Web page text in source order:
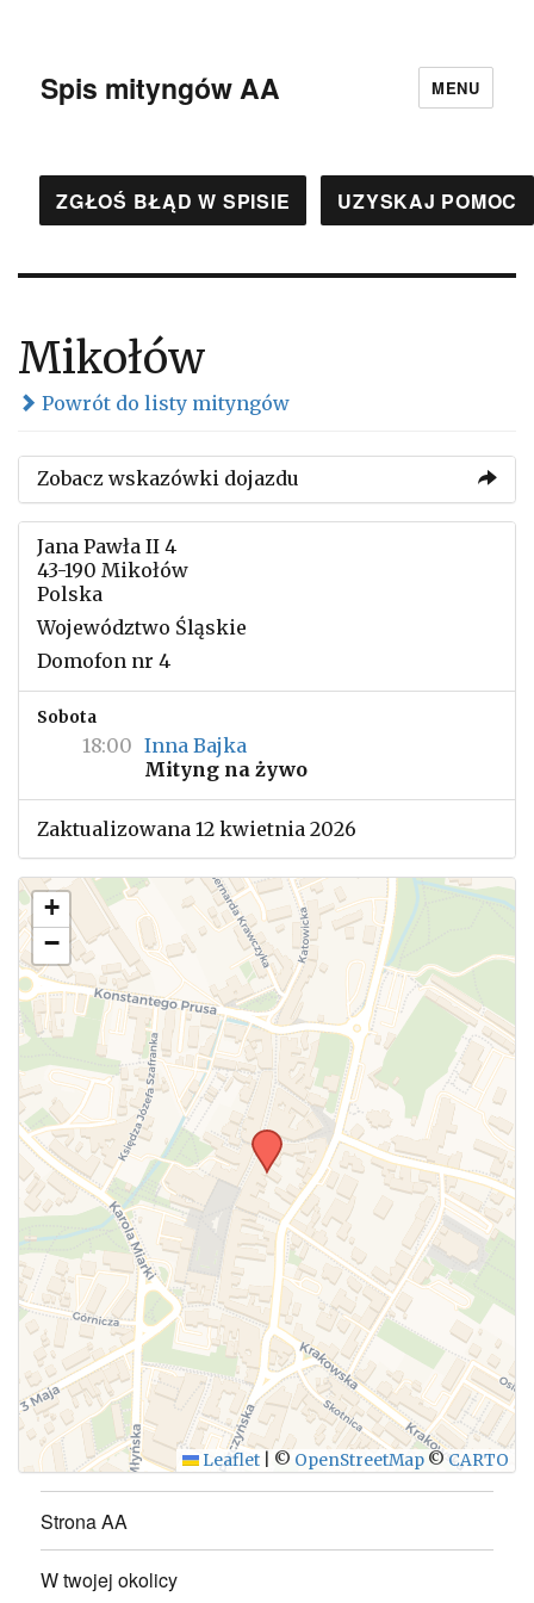
Spis mityngów AA MENU
ZGŁOŚ BŁĄD W SPISIE UZYSKAJ POMOC
Mikołów
Powrót do listy mityngów
Zobacz wskazówki dojazdu
Jana Pawła II 4
43-190 Mikołów
Polska
Województwo Śląskie
Domofon nr 4
Sobota
18:00 Inna Bajka
Mityng na żywo
Zaktualizowana 12 kwietnia 2026
+
−
Leaflet © OpenStreetMap © CARTO
Strona AA
W twojej okolicy